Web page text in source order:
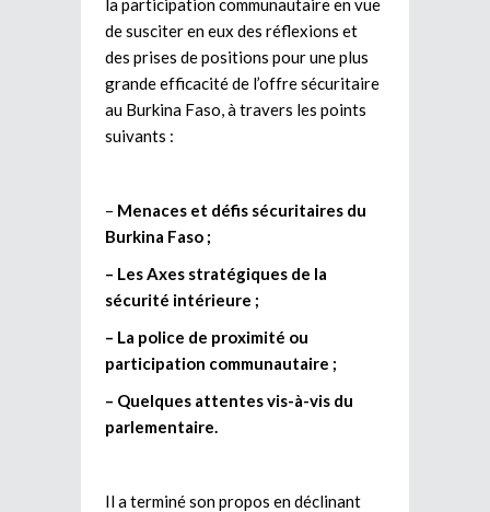
de susciter en eux des réflexions et
des prises de positions pour une plus
grande efficacité de l’offre sécuritaire
au Burkina Faso, à travers les points
suivants :
– Menaces et défis sécuritaires du
Burkina Faso ;
– Les Axes stratégiques de la
sécurité intérieure ;
– La police de proximité ou
participation communautaire ;
– Quelques attentes vis-à-vis du
parlementaire.
Il a terminé son propos en déclinant